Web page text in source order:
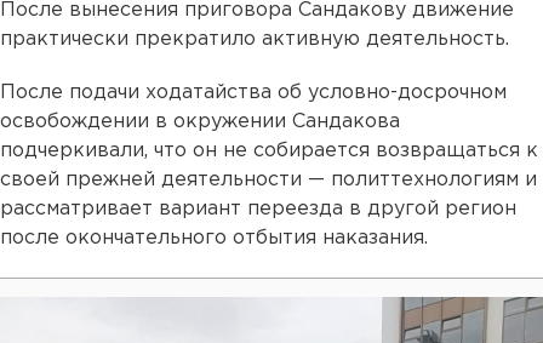
После вынесения приговора Сандакову движение
практически прекратило активную деятельность.
После подачи ходатайства об условно-досрочном
освобождении в окружении Сандакова
подчеркивали, что он не собирается возвращаться к
своей прежней деятельности — политтехнологиям и
рассматривает вариант переезда в другой регион
после окончательного отбытия наказания.